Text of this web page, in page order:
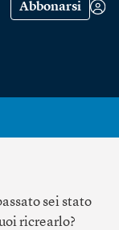
Abbonarsi
sei stato
ricrearlo?